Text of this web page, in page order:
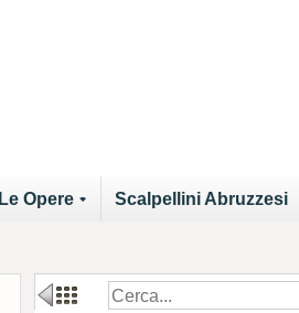
Le Opere Scalpellini Abruzzesi